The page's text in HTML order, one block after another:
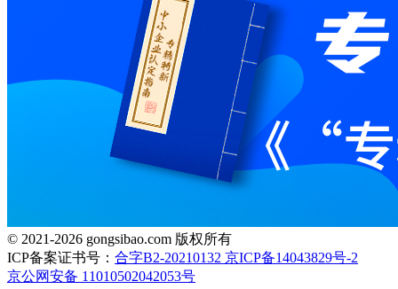
© 2021-2026 gongsibao.com 版权所有
ICP备案证书号： 合字B2-20210132 京ICP备14043829号-2
京公网安备 11010502042053号